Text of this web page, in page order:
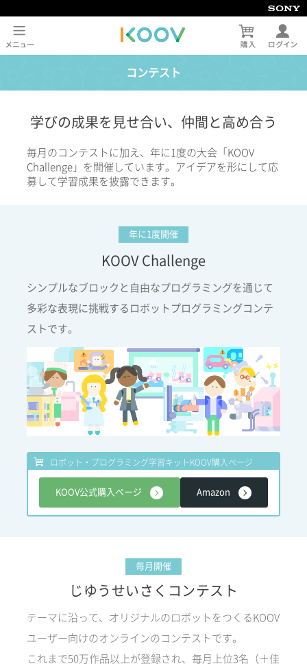
コンテスト
学びの成果を見せ合い、仲間と高め合う
毎月のコンテストに加え、年に1度の大会「KOOV
Challenge」を開催しています。アイデアを形にして応
募して学習成果を披露できます。
年に1度開催
KOOV Challenge
シンプルなブロックと自由なプログラミングを通じて
多彩な表現に挑戦するロボットプログラミングコンテ
ストです。
ロボット・プログラミング学習キット KOOV購入ページ
KOOV公式購入ページ Amazon
毎月開催
じゆうせいさくコンテスト
テーマに沿って、オリジナルのロボットをつくるKOOV
ユーザー向けのオンラインのコンテストです。
これまで50万作品以上が登録され、毎月上位3名（＋佳